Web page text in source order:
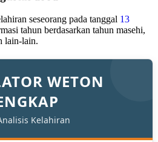
seseorang pada tanggal 13
tahun berdasarkan tahun masehi,
lain-lain.
WETON
Kelahiran